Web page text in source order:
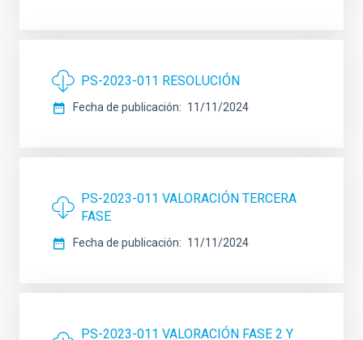
PS-2023-011 RESOLUCIÓN
Fecha de publicación 11/11/2024
PS-2023-011 VALORACIÓN TERCERA
FASE
Fecha de publicación 11/11/2024
PS-2023-011 VALORACIÓN FASE 2 Y